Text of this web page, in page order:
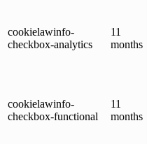
cookielawinfo-
checkbox-analytics
11
months
cookielawinfo-
checkbox-functional
11
months